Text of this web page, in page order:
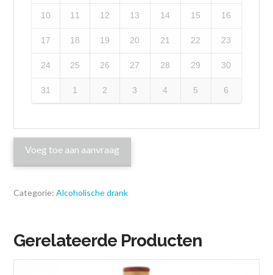
10 11 12 13 14 15 16
17 18 19 20 21 22 23
24 25 26 27 28 29 30
31 1 2 3 4 5 6
Voeg toe aan aanvraag
Categorie:Alcoholische drank
Gerelateerde Producten